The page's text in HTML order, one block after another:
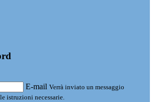
E-mail Verrà inviato un messaggio
istruzioni necessarie.